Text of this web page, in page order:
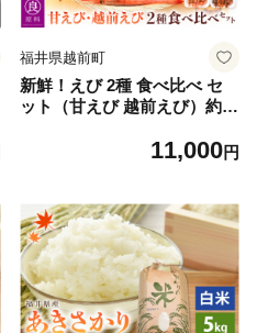
福井県越前町
新鮮！えび 2種 食べ比べ セ
ット（甘えび 越前えび）約2
冷凍 おつまみ お刺身 越前エ
11,000円